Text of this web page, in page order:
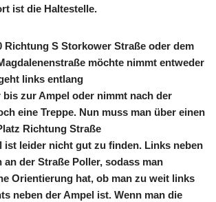
ist die Haltestelle.
Richtung S Storkower Straße oder dem
möchte nimmt entweder
links entlang
zur Ampel oder nimmt nach der
eine Treppe. Nun muss man über einen
Richtung Straße
ist leider nicht gut zu finden. Links neben
an der Straße Poller, sodass man
Orientierung hat, ob man zu weit links
neben der Ampel ist. Wenn man die